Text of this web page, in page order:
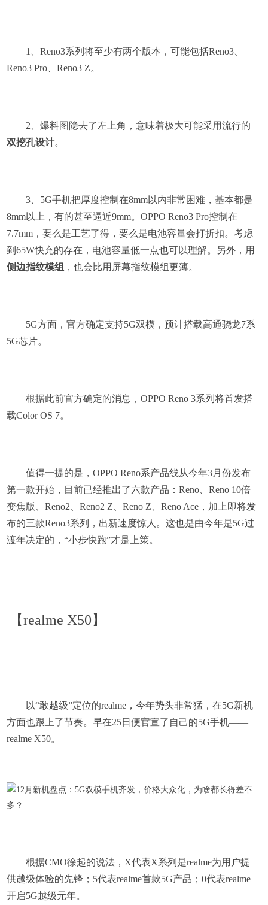
1、Reno3系列将至少有两个版本，可能包括Reno3、
Reno3 Pro、Reno3 Z。
2、爆料图隐去了左上角，意味着极大可能采用流行的
双挖孔设计。
3、5G手机把厚度控制在8mm以内非常困难，基本都是
8mm以上，有的甚至逼近9mm。OPPO Reno3 Pro控制在
7.7mm，要么是工艺了得，要么是电池容量会打折扣。考虑
到65W快充的存在，电池容量低一点也可以理解。另外，用
侧边指纹模组 ，也会比用屏幕指纹模组更薄。
5G方面，官方确定支持5G双模，预计搭载高通骁龙7系
5G芯片。
根据此前官方确定的消息，OPPO Reno 3系列将首发搭
载Color OS 7。
值得一提的是，OPPO Reno系产品线从今年3月份发布
第一款开始，目前已经推出了六款产品：Reno、Reno 10倍
变焦版、Reno2、Reno2 Z、Reno Z、Reno Ace，加上即将发
布的三款Reno3系列，出新速度惊人。这也是由今年是5G过
渡年决定的，“小步快跑”才是上策。
【realme X50】
以“敢越级”定位的realme，今年势头非常猛，在5G新机
方面也跟上了节奏。早在25日便官宣了自己的5G手机——
realme X50。
根据CMO徐起的说法，X代表X系列是realme为用户提
供越级体验的先锋；5代表realme首款5G产品；0代表realme
开启5G越级元年。